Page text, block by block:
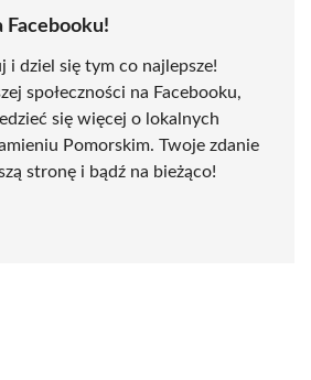
Facebooku!
dziel się tym co najlepsze!
społeczności na Facebooku,
się więcej o lokalnych
Pomorskim. Twoje zdanie
stronę i bądź na bieżąco!